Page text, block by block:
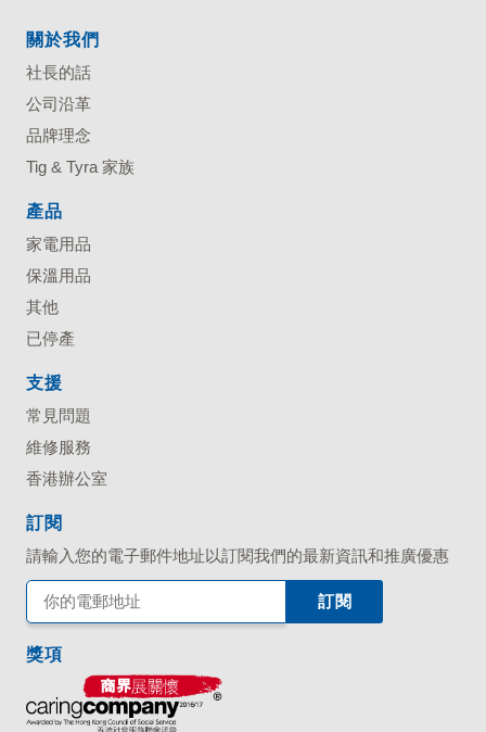
關於我們
社長的話
公司沿革
品牌理念
Tig & Tyra 家族
產品
家電用品
保溫用品
其他
已停產
支援
常見問題
維修服務
香港辦公室
訂閱
請輸入您的電子郵件地址以訂閱我們的最新資訊和推廣優惠
獎項